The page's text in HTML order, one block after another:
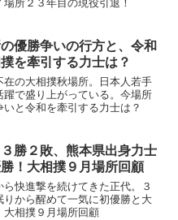
場所２３年目の現役引退！
優勝争いの行方と、令和
を牽引する力士は？
在の大相撲秋場所。日本人若手
躍で盛り上がっている。今場所
いと令和を牽引する力士は？
勝２敗、熊本県出身力士
！大相撲９月場所回顧
ら快進撃を続けてきた正代。３
りから醒めて一気に初優勝と大
大相撲９月場所回顧